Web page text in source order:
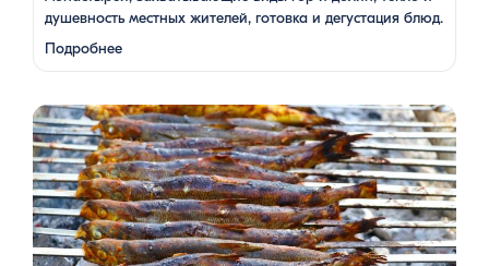
душевность местных жителей, готовка и дегустация блюд.
Путешествие под завораживающие мелодии дудука
Дживана Гаспаряна стало настоящим погружением …
Подробнее
Многие гости Армении, приезжая в страну, обязательно
включают в свою программу поездку на Севан. Этот
маршрут — один из самых популярных: свежий горный
воздух, величественные пейзажи, древние храмы и, конечно
же, местная кухня. На Севане можно посетить Севанаванк
— знаменитый монастырь IX века, расположенный на
полуострове, а также Айраванк, который менее известен, но